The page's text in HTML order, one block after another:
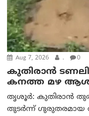
Aug 7, 2026 . 0
കുതിരാൻ
കനത്ത മഴ
തൃശൂർ: കുതിരാൻ
തുടർന്ന് ഗുരുതരമായ